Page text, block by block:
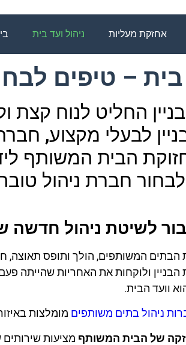
אחזקת מעליות ניהול ועד בית
בית – טיפים
החליט לנוח קצת
לבעלי מקצוע,
הבית המשותף
לבחור חברת ניהול
לשיטת ניהול חדשה
המשותפים, הולך ותופס תאוצה,
הבניין ולוקחות את האחריות שהייתה
וועד הבית.
ניהול בתים משותפים מומלצות
של הבית המשותף מציעות